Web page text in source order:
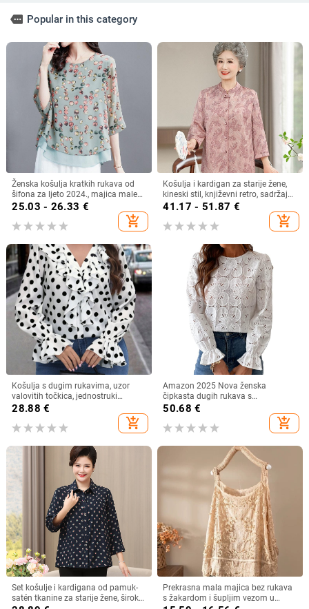
more Popular in this category
Ženska košulja kratkih rukava od
šifona za ljeto 2024., majica male
veličine, plus size
25.03 - 26.33 €
add_shopping_cart
Košulja i kardigan za starije žene,
kineski stil, književni retro, sadržaj
vlakana 30–50%, bez ovratnika
41.17 - 51.87 €
add_shopping_cart
Košulja s dugim rukavima, uzor
valovitih točkica, jednostruki
zatvarač, poliester 90–95%
28.88 €
add_shopping_cart
Amazon 2025 Nova ženska
čipkasta dugih rukava s
podstavom, modna šuplja heklana
50.68 €
add_shopping_cart
Set košulje i kardigana od pamuk-
satén tkanine za starije žene, širok
Prekrasna mala majica bez rukava
s žakardom i šupljim vezom u